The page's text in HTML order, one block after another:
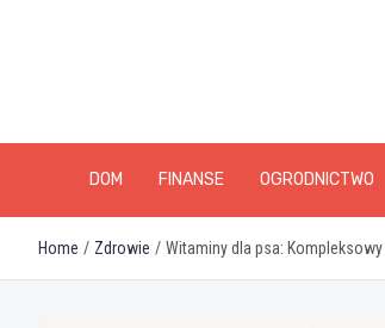
DOM FINANSE OGRODNICTWO
Home Zdrowie Witaminy dla psa: